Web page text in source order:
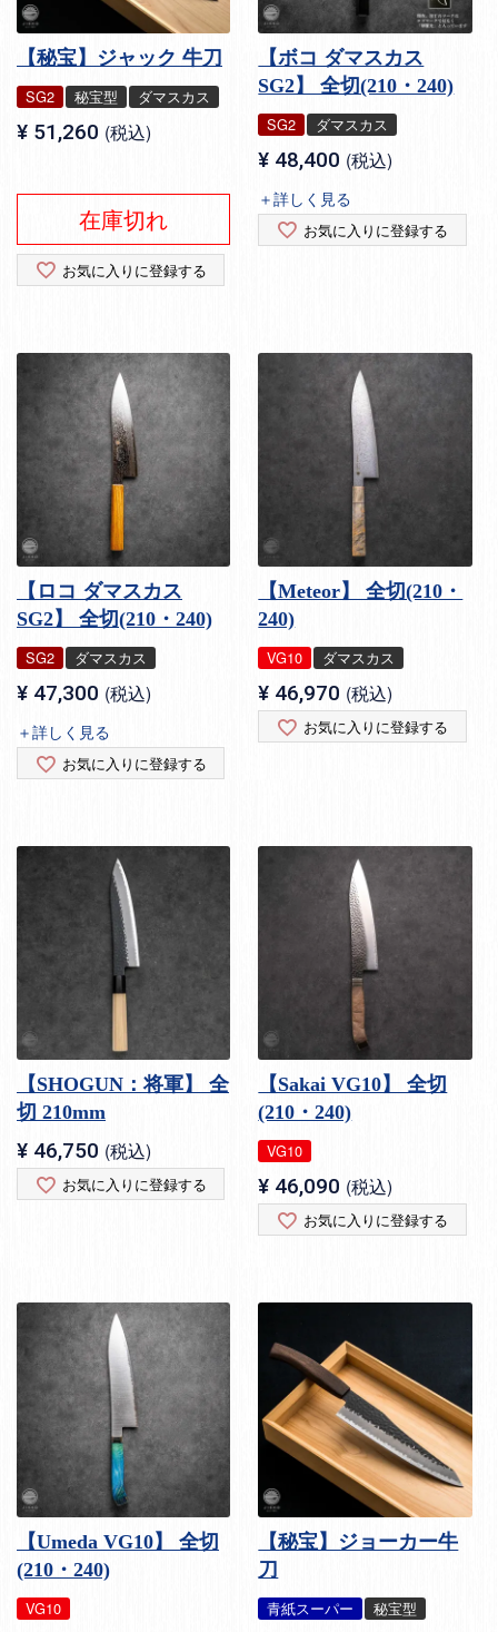
【秘宝】ジャック 牛刀
SG2 秘宝型 ダマスカス
¥ 51,260 税込
在庫切れ
お気に入りに登録する
【ボコ ダマスカス
SG2】 全切(210・240)
SG2 ダマスカス
¥ 48,400 税込
＋詳しく見る
お気に入りに登録する
【ロコ ダマスカス
SG2】 全切(210・240)
SG2 ダマスカス
¥ 47,300 税込
＋詳しく見る
お気に入りに登録する
【Meteor】 全切(210・
240)
VG10 ダマスカス
¥ 46,970 税込
お気に入りに登録する
【SHOGUN：将軍】 全
切 210mm
¥ 46,750 税込
お気に入りに登録する
【Sakai VG10】 全切
(210・240)
VG10
¥ 46,090 税込
お気に入りに登録する
【Umeda VG10】 全切
(210・240)
VG10
【秘宝】ジョーカー牛
刀
青紙スーパー 秘宝型